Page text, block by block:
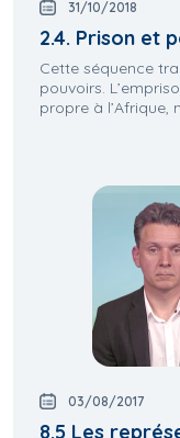
31/10/2018
2.4. Prison et
Cette séquence
pouvoirs.
propre à l’Afrique,
03/08/2017
8.5 Les